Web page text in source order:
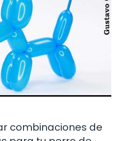
combinaciones de